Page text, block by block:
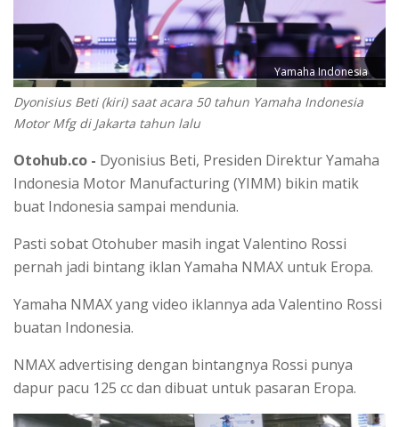
Yamaha Indonesia
Dyonisius Beti (kiri) saat acara 50 tahun Yamaha Indonesia
Motor Mfg di Jakarta tahun lalu
Otohub.co - Dyonisius Beti, Presiden Direktur Yamaha
Indonesia Motor Manufacturing (YIMM) bikin matik
buat Indonesia sampai mendunia.
Pasti sobat Otohuber masih ingat Valentino Rossi
pernah jadi bintang iklan Yamaha NMAX untuk Eropa.
Yamaha NMAX yang video iklannya ada Valentino Rossi
buatan Indonesia.
NMAX advertising dengan bintangnya Rossi punya
dapur pacu 125 cc dan dibuat untuk pasaran Eropa.